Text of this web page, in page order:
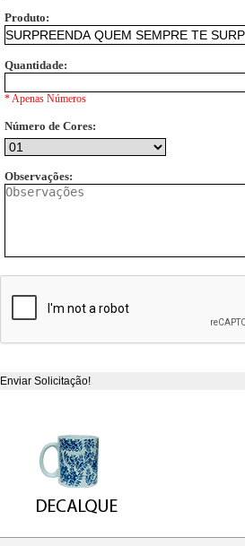
Produto:
Quantidade:
* Apenas Números
Número de Cores:
Observações: